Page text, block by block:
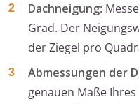
Dachneigung:
Grad. Der
der Ziegel pro
Abmessungen der
genauen Maße